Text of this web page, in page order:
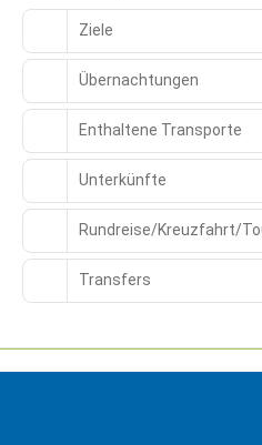
Ziele
Übernachtungen
Enthaltene Transporte
Unterkünfte
Rundreise/Kreuzfahrt/
Transfers